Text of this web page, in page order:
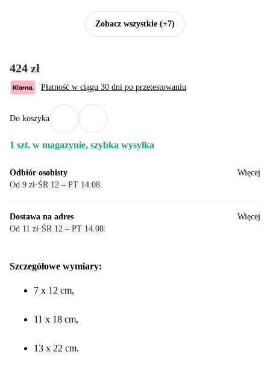
Zobacz wszystkie (+7)
424 zł
Płatność w ciągu 30 dni po przetestowaniu
Do koszyka
1 szt. w magazynie, szybka wysyłka
Odbiór osobisty
Od 9 zł· ŚR 12 – PT 14.08.
Więcej
Dostawa na adres
Od 11 zł· ŚR 12 – PT 14.08.
Więcej
Szczegółowe wymiary:
7 x 12 cm,
11 x 18 cm,
13 x 22 cm.